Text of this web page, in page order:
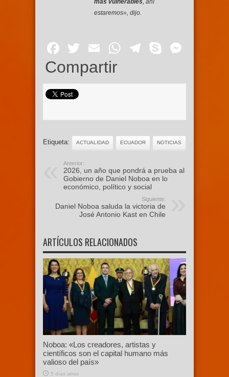
más vulnerables, ahí
estaremos», dijo.
Facebook
Twitter
EmailWhatsApp
Telegram
Skype
Compartir
Etiqueta: ACTUALIDAD ECUADOR NOTICIAS
Anterior:
2026, un año que pondrá a prueba al
Gobierno de Daniel Noboa en lo
económico, político y social
Siguiente:
Daniel Noboa saluda la victoria de
José Antonio Kast en Chile
ARTÍCULOS RELACIONADOS
Noboa: «Los creadores, artistas y
científicos son el capital humano más
valioso del país»
5 días atras